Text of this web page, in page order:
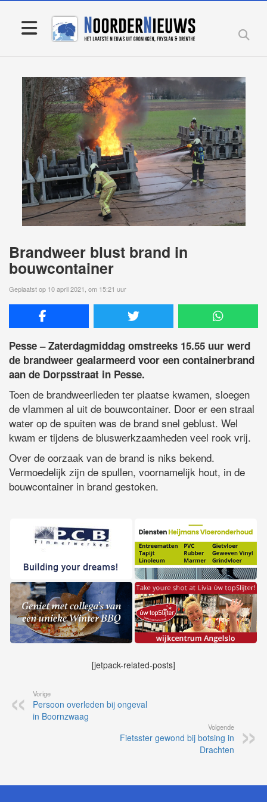
Brandweer blust brand in
bouwcontainer
Geplaatst op 10 april 2021, om 15:21 uur
Pesse – Zaterdagmiddag omstreeks 15.55 uur werd
de brandweer gealarmeerd voor een containerbrand
aan de Dorpsstraat in Pesse.
Toen de brandweerlieden ter plaatse kwamen, sloegen
de vlammen al uit de bouwcontainer. Door er een straal
water op de spuiten was de brand snel geblust. Wel
kwam er tijdens de bluswerkzaamheden veel rook vrij.
Over de oorzaak van de brand is niks bekend.
Vermoedelijk zijn de spullen, voornamelijk hout, in de
bouwcontainer in brand gestoken.
[jetpack-related-posts]
Vorige
Persoon overleden bij ongeval
in Boornzwaag
Volgende
Fietsster gewond bij botsing in
Drachten